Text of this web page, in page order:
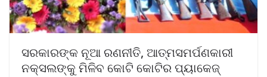
ସରକାରଙ୍କ ନୂଆ ରଣନୀତି, ଆତ୍ମସମର୍ପଣକାରୀ
ନକ୍ସଲଙ୍କୁ ମିଳିବ କୋଟି କୋଟିର ପ୍ୟାକେଜ୍